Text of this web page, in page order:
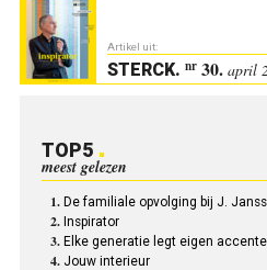
Artikel uit:
STERCK. nr30. april
TOP5
meest gelezen
De familiale opvolging bij J.
Inspirator
Elke generatie legt eigen
Jouw interieur